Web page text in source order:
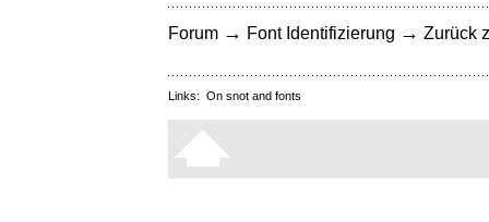
Forum → Font Identifizierung → Zurück
Links: On snot and fonts